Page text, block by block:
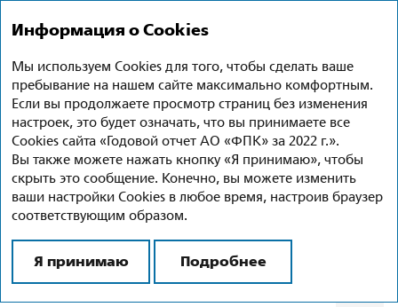
Финансовая отчетность
(по РСБУ)
Финансовые результаты млрд руб.
Показатель 2020 2021 2022
2022/
Доходы от основной
деятельности
Информация о Cookies
Мы используем Cookies для того, чтобы сделать ваше
пребывание на нашем сайте максимально комфортным.
Если вы продолжаете просмотр страниц без изменения
настроек, это будет означать, что вы принимаете все
Cookies сайта «Годовой отчет АО «ФПК» за 2022 г.».
Вы также можете нажать кнопку «Я принимаю», чтобы
скрыть это сообщение. Конечно, вы можете изменить
ваши настройки Cookies в любое время, настроив браузер
соответствующим образом.
Я принимаю Подробнее